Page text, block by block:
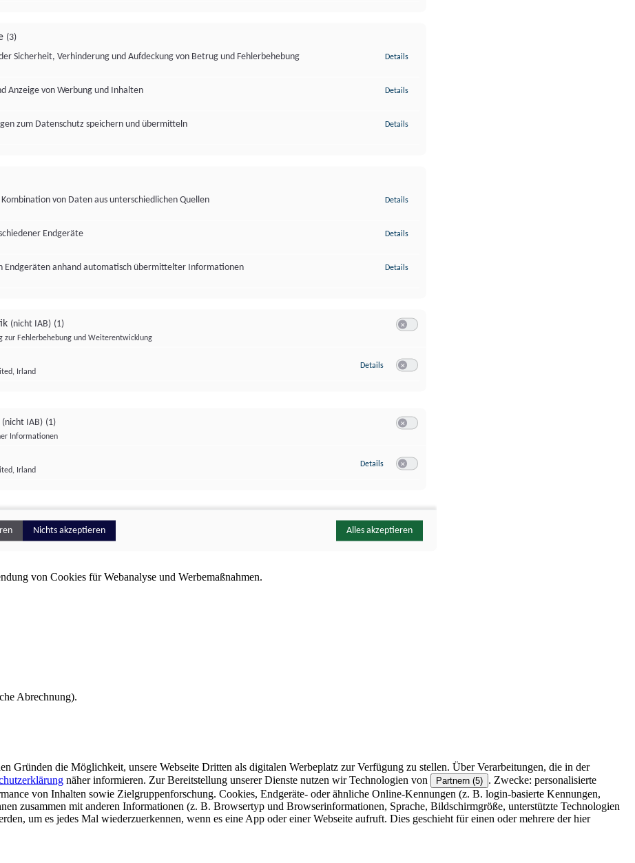
von Cookies für Webanalyse und Werbemaßnahmen.
Abrechnung).
Gründen die Möglichkeit, unsere Webseite Dritten als digitalen Werbeplatz zur Verfügung zu stellen. Über Verarbeitungen, die in der
näher informieren. Zur Bereitstellung unserer Dienste nutzen wir Technologien von Partnern (5) . Zwecke: personalisierte
von Inhalten sowie Zielgruppenforschung. Cookies, Endgeräte- oder ähnliche Online-Kennungen (z. B. login-basierte Kennungen,
zusammen mit anderen Informationen (z. B. Browsertyp und Browserinformationen, Sprache, Bildschirmgröße, unterstützte Technologien
um es jedes Mal wiederzuerkennen, wenn es eine App oder einer Webseite aufruft. Dies geschieht für einen oder mehrere der hier
(3)
Sicherheit, Verhinderung und Aufdeckung von Betrug und Fehlerbehebung
Details
Anzeige von Werbung und Inhalten Details
zum Datenschutz speichern und übermitteln Details
von Daten aus unterschiedlichen Quellen
Details
Endgeräte Details
Endgeräten anhand automatisch übermittelter Informationen Details
(nicht IAB) (1)
zur Fehlerbehebung und Weiterentwicklung
Irland
Details zu Google Analytics
(nicht IAB) (1)
Informationen
Irland
Details zu YouTube
Nichts akzeptieren Alles akzeptieren